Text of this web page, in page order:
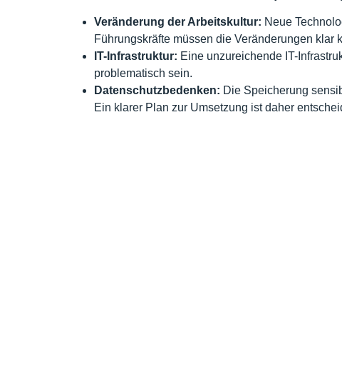
Veränderung der Arbeitskultur: Neue
Führungskräfte müssen die Veränderungen klar
IT-Infrastruktur: Eine unzureichende IT-
problematisch sein.
Datenschutzbedenken: Die Speicherung
Ein klarer Plan zur Umsetzung ist daher